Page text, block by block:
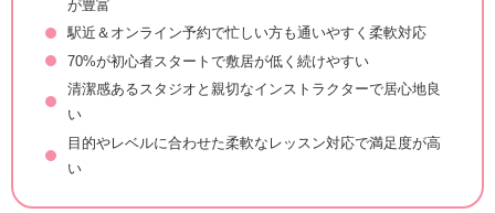
が豊富
駅近＆オンライン予約で忙しい方も通いやすく柔軟対応
70%が初心者スタートで敷居が低く続けやすい
清潔感あるスタジオと親切なインストラクターで居心地良
い
目的やレベルに合わせた柔軟なレッスン対応で満足度が高
い